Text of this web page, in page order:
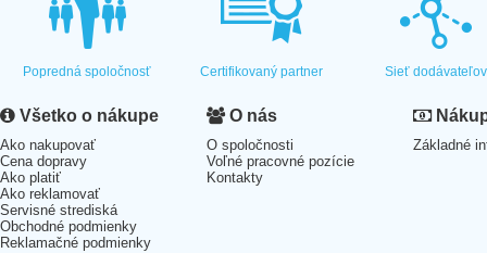
Popredná spoločnosť Certifikovaný partner Sieť dodávateľov
Všetko o nákupe
Ako nakupovať
Cena dopravy
Ako platiť
Ako reklamovať
Servisné strediská
Obchodné podmienky
Reklamačné podmienky
O nás
O spoločnosti
Voľné pracovné pozície
Kontakty
Základné